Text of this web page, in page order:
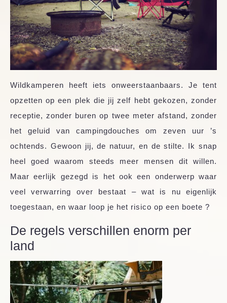
Wildkamperen heeft iets onweerstaanbaars. Je tent
opzetten op een plek die jij zelf hebt gekozen, zonder
receptie, zonder buren op twee meter afstand, zonder
het geluid van campingdouches om zeven uur ’s
ochtends. Gewoon jij, de natuur, en de stilte. Ik snap
heel goed waarom steeds meer mensen dit willen.
Maar eerlijk gezegd is het ook een onderwerp waar
veel verwarring over bestaat – wat is nu eigenlijk
toegestaan, en waar loop je het risico op een boete ?
De regels verschillen enorm per
land